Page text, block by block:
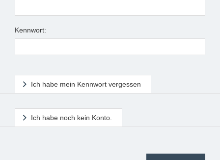
Kennwort:
Ich habe mein Kennwort vergessen
Ich habe noch kein Konto.